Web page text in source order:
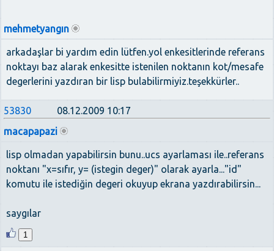
mehmetyangın
arkadaşlar bi yardım edin lütfen.yol enkesitlerinde referans
noktayı baz alarak enkesitte istenilen noktanın kot/mesafe
degerlerini yazdıran bir lisp bulabilirmiyiz.teşekkürler..
53830
08.12.2009 10:17
macapapazi
lisp olmadan yapabilirsin bunu..ucs ayarlaması ile..referans
noktanı "x=sıfır, y= (istegin deger)" olarak ayarla..."id"
komutu ile istediğin degeri okuyup ekrana yazdırabilirsin...
saygılar
1